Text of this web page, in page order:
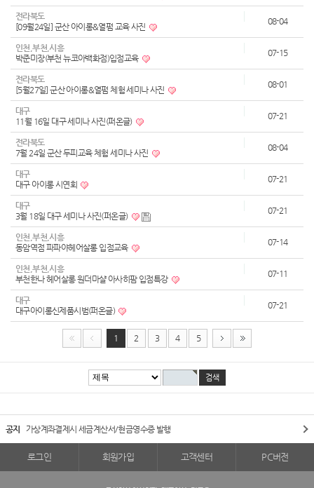
전라북도
[09월24일] 군산 아이롱&열펌 교육 사진
08-04
인천,부천,시흥
박준미장(부천 뉴코아백화점)입점교육
07-15
전라북도
[5월27일] 군산 아이롱&열펌 체험 세미나 사진
08-01
대구
11월 16일 대구 세미나 사진(퍼온글)
07-21
전라북도
7월 24일 군산 두피교육 체험 세미나 사진
08-04
대구
대구 아이롱 시연회
07-21
대구
3월 18일 대구 세미나 사진(퍼온글)
07-21
인천,부천,시흥
동암역점 파파야헤어살롱 입점교육
07-14
인천,부천,시흥
부천한나 헤어살롱 원더마샬 아사히팜 입점특강
07-11
대구
대구아이롱신제품시범(퍼온글)
07-21
1 2 3 4 5
공지 가상계좌결제시 세금계산서/현금영수증 발행
로그인 회원가입 고객센터 PC버전